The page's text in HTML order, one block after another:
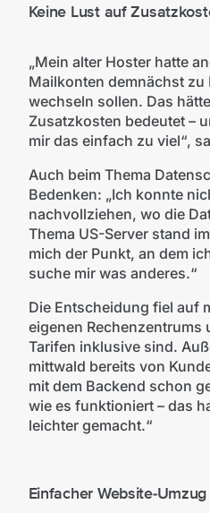
Keine Lust auf
„Mein alter Hoster hatte
Mailkonten demnächst
wechseln sollen. Das
Zusatzkosten bedeutet –
mir das einfach zu viel“,
Auch beim Thema
Bedenken: „Ich konnte
nachvollziehen, wo die
Thema US-Server stand
mich der Punkt, an dem
suche mir was anderes.“
Die Entscheidung fiel auf
eigenen Rechenzentrums
Tarifen inklusive sind.
mittwald bereits von
mit dem Backend schon
wie es funktioniert – das
leichter gemacht.“
Einfacher Website-Umzug